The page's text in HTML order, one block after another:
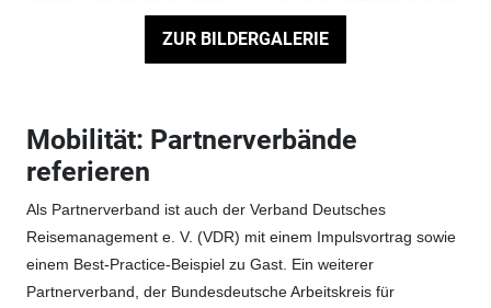
ZUR BILDERGALERIE
Mobilität: Partnerverbände
referieren
Als Partnerverband ist auch der Verband Deutsches
Reisemanagement e. V. (VDR) mit einem Impulsvortrag sowie
einem Best-Practice-Beispiel zu Gast. Ein weiterer
Partnerverband, der Bundesdeutsche Arbeitskreis für